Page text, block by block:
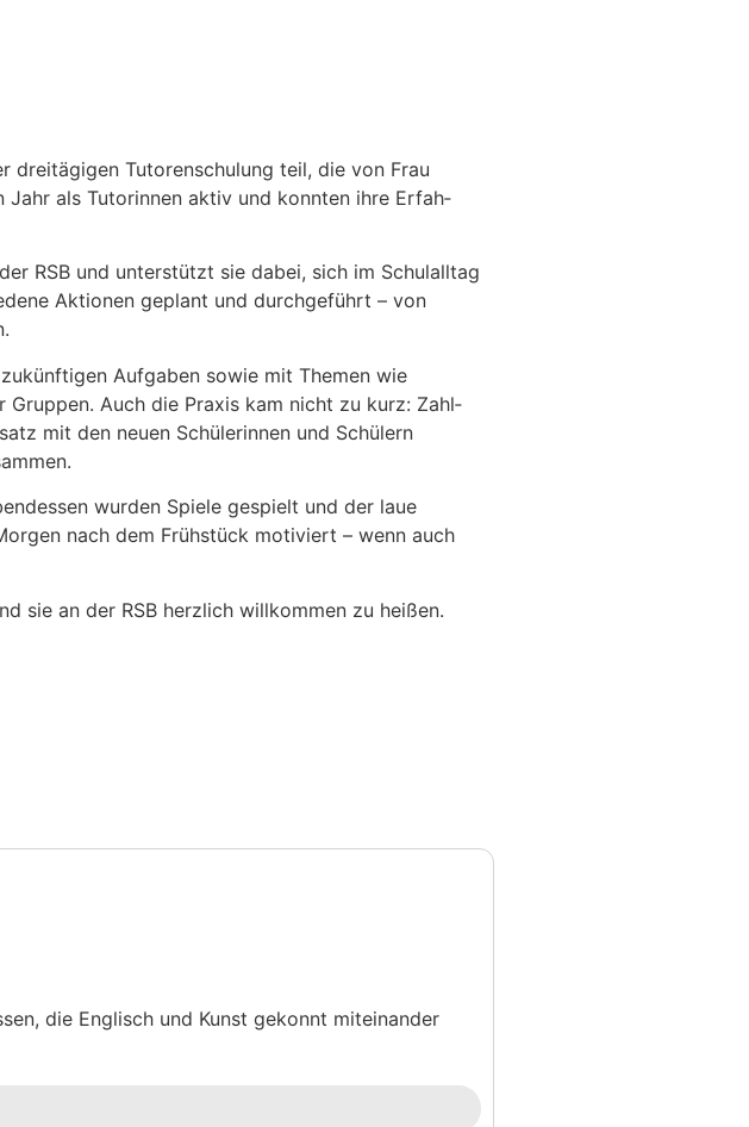
drei­tä­gigen Tuto­ren­schu­lung teil, die von Frau
Jahr als Tuto­rinnen aktiv und konnten ihre Erfah­
RSB und unter­stützt sie dabei, sich im Schul­alltag
Aktionen geplant und durch­ge­führt – von
Aufgaben sowie mit Themen wie
Auch die Praxis kam nicht zu kurz: Zahl­
mit den neuen Schü­le­rinnen und Schü­lern
wurden Spiele gespielt und der laue
nach dem Früh­stück moti­viert – wenn auch
sie an der RSB herz­lich will­kommen zu heißen.
die Englisch und Kunst gekonnt miteinander